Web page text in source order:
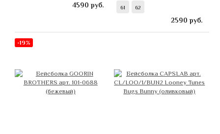
4590 руб. 61 62
2590 руб.
-19%